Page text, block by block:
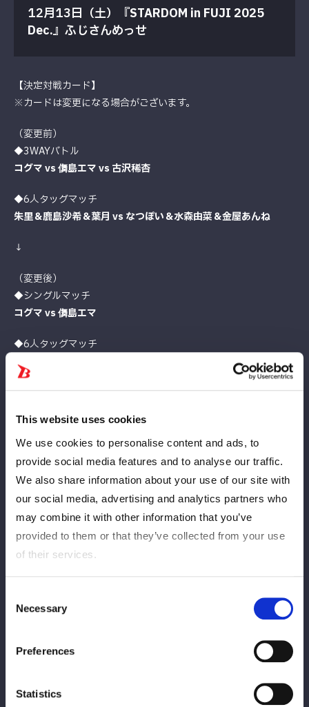
This website uses cookies
We use cookies to personalise content and ads, to
provide social media features and to analyse our traffic.
We also share information about your use of our site with
our social media, advertising and analytics partners who
may combine it with other information that you’ve
provided to them or that they’ve collected from your use
of their services.
Selection
Necessary
Preferences
Statistics
12月13日（土） 『STARDOM in FUJI 2025
Dec.』 ふじさんめっせ
【決定対戦カード】
※カードは変更になる場合がございます。
（変更前）
◆3WAYバトル
コグマ vs 儛島エマ vs 古沢稀杏
◆6人タッグマッチ
朱里＆鹿島沙希＆葉月 vs なつぽい＆水森由菜＆金屋あんね
↓
（変更後）
◆シングルマッチ
コグマ vs 儛島エマ
◆6人タッグマッチ
朱里＆鹿島沙希＆葉月 vs なつぽい＆水森由菜＆古沢稀杏
【大会情報】
2025年12月13日（土）
ふじさんめっせ
https://wwr-stardom.com/schedule/20251213_fuji/
12月14日（日） 『
STARDOM in TOYAMA
2025 Dec.』富山産業展示館 テクノホール西館
◆シングルマッチ
◆6人タッグマッチ